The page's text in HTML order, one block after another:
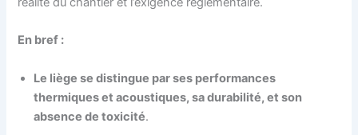
En bref :
Le liège se distingue par ses performances
thermiques et acoustiques, sa durabilité, et son
absence de toxicité.